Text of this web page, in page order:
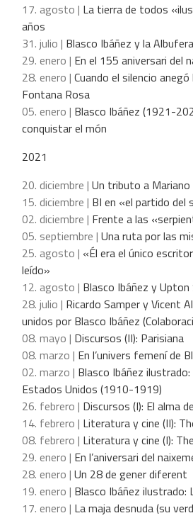
17. agosto | La tierra de todos
años
31. julio | Blasco Ibáñez y la Albufera
29. enero | En el 155 aniversari del
28. enero | Cuando el silencio
Fontana Rosa
05. enero | Blasco Ibáñez (1921-
conquistar el món
2021
20. diciembre | Un tributo a Mariano
15. diciembre | BI en «el partido del
02. diciembre | Frente a las
05. septiembre | Una ruta por las
25. agosto | «Él era el único
leído»
12. agosto | Blasco Ibáñez y Upton
28. julio | Ricardo Samper y Vicent
unidos por Blasco Ibáñez
08. mayo | Discursos (II): Parisiana
08. marzo | En l’univers femení de
02. marzo | Blasco Ibáñez
Estados Unidos (1910-1919)
26. febrero | Discursos (I): El alma
14. febrero | Literatura y cine (II):
08. febrero | Literatura y cine (I):
29. enero | En l’aniversari del
28. enero | Un 28 de gener diferent
19. enero | Blasco Ibáñez ilustrado:
17. enero | La maja desnuda (su